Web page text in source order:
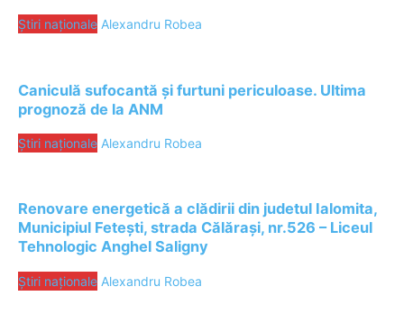
Știri naționale Alexandru Robea
Caniculă sufocantă și furtuni periculoase. Ultima
prognoză de la ANM
Știri naționale Alexandru Robea
Renovare energetică a clădirii din judetul Ialomita,
Municipiul Fetești, strada Călărași, nr.526 – Liceul
Tehnologic Anghel Saligny
Știri naționale Alexandru Robea